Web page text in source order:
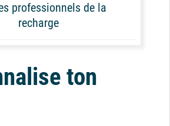
professionnels de la
recharge
ton